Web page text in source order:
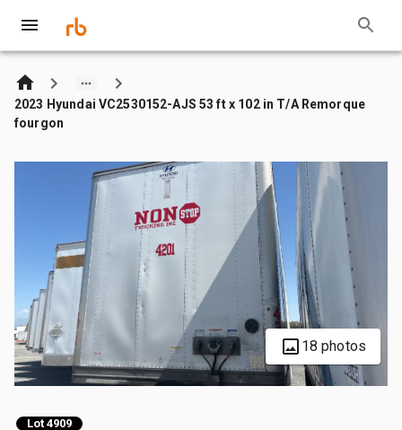
2023 Hyundai VC2530152-AJS 53 ft x 102 in T/A Remorque
fourgon
18 photos
Lot 4909